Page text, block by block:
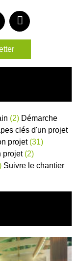
(2) Démarche
clés d'un projet
projet(31)
projet(2)
Suivre le chantier